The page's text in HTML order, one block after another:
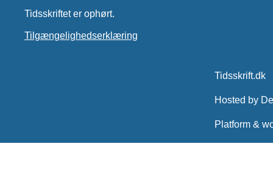
Tidsskriftet er ophørt.
Tilgængelighedserklæring